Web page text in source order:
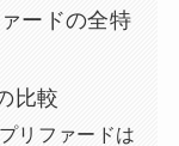
ードの全特
比較
リファードは